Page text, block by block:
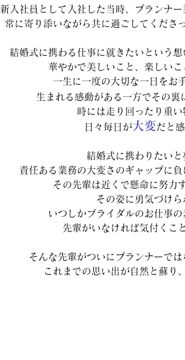
新入社員として入社した当時、プランナ
常に寄り添いながら共に過ごしてくださ
結婚式に携わる仕事に就きたいという
華やかで美しいこと、楽しい
一生に一度の大切な一日をお
生まれる感動がある一方でその裏
時には走り回ったり重
日々毎日が大変だと
結婚式に携わりたい
責任ある業務の大変さのギャップに
その先輩は近くで懸命に努力
その姿に勇気づけ
いつしかブライダルのお仕事
先輩がいなければ気付くこ
そんな先輩がついにプランナーで
これまでの思い出が自然と蘇り